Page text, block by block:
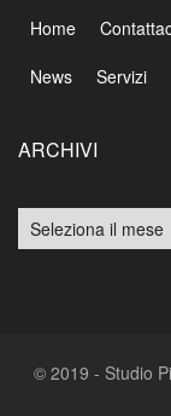
Home
News
Servizi
ARCHIVI
Archivi
© 2019 - Studio